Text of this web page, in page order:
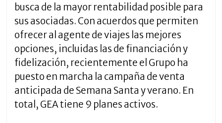
busca de la mayor rentabilidad posible para
sus asociadas. Con acuerdos que permiten
ofrecer al agente de viajes las mejores
opciones, incluidas las de financiación y
fidelización, recientemente el Grupo ha
puesto en marcha la campaña de venta
anticipada de Semana Santa y verano. En
total, GEA tiene 9 planes activos.